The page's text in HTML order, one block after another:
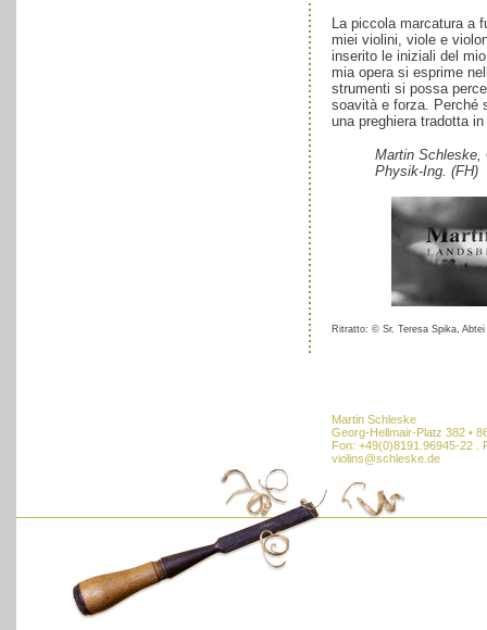
La piccola marcatura a
miei violini, viole e
inserito le iniziali del
mia opera si esprime
strumenti si possa
soavità e forza. Perché
una preghiera tradotta
Martin Schleske,
Physik-Ing. (FH)
Ritratto: © Sr. Teresa Spika, Abtei
Martin Schleske
Georg-Hellmair-Platz 382 •
Fon: +49(0)8191.96945-22 .
violins@schleske.de